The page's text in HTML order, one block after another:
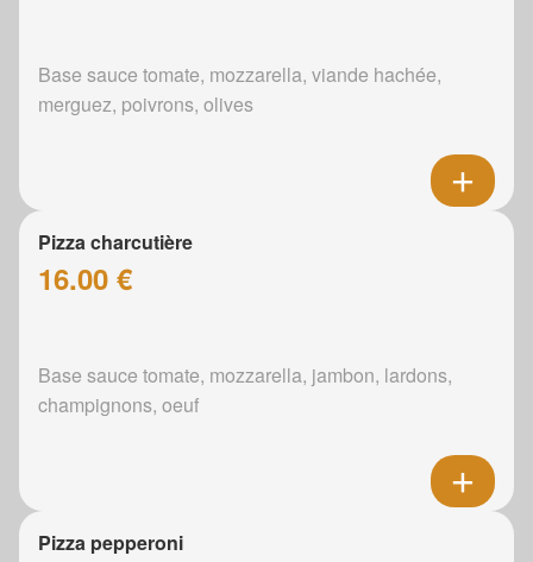
Base sauce tomate, mozzarella, viande hachée,
merguez, poivrons, olives
Pizza charcutière
16.00 €
Base sauce tomate, mozzarella, jambon, lardons,
champignons, oeuf
Pizza pepperoni